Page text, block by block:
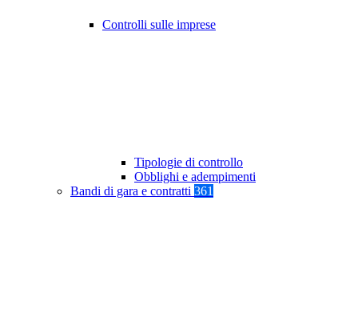
Controlli sulle imprese
Tipologie di controllo
Obblighi e adempimenti
Bandi di gara e contratti 361